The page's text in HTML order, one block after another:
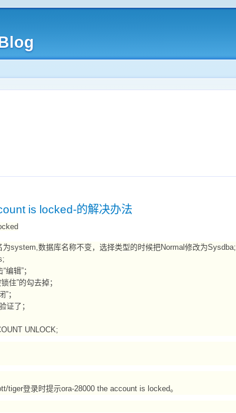
is locked-的解决办法
system,数据库名称不变，选择类型的时候把Normal修改为Sysdba;
辑”；
住”的勾去掉；
；
证了；
UNLOCK;
tiger登录时提示ora-28000 the account is locked。